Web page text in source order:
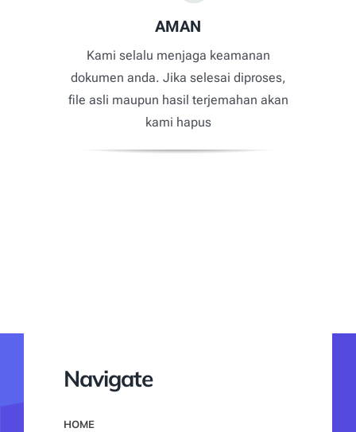
AMAN
Kami selalu menjaga keamanan
dokumen anda. Jika selesai diproses,
file asli maupun hasil terjemahan akan
kami hapus
Navigate
HOME